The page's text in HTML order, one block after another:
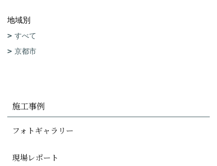
地域別
すべて
京都市
施工事例
フォトギャラリー
現場レポート